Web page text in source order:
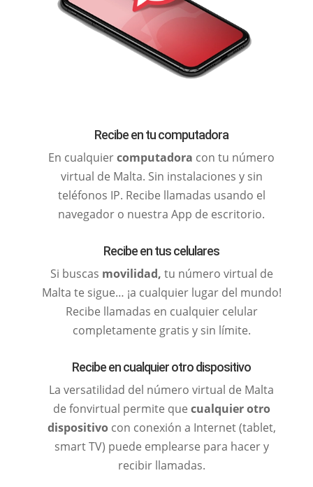
Recibe en tu computadora
En cualquiercomputadora con tu número
virtual de Malta. Sin instalaciones y sin
teléfonos IP. Recibe llamadas usando el
navegador o nuestra App de escritorio.
Recibe en tus celulares
Si buscas movilidad, tu número virtual de
Malta te sigue… ¡a cualquier lugar del mundo!
Recibe llamadas en cualquier celular
completamente gratis y sin límite.
Recibe en cualquier otro dispositivo
La versatilidad del número virtual de Malta
de fonvirtual permite que cualquier otro
dispositivocon conexión a Internet (tablet,
smart TV) puede emplearse para hacer y
recibir llamadas.